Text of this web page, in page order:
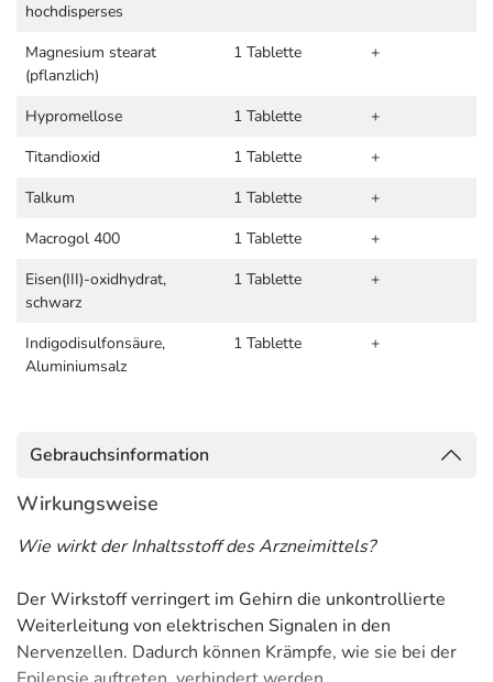
hochdisperses
Magnesium stearat
(pflanzlich)
1 Tablette +
Hypromellose 1 Tablette
+
Titandioxid
1 Tablette
+
Talkum
1 Tablette
+
Macrogol 400
1 Tablette
+
Eisen(III)-oxidhydrat,
schwarz
1 Tablette +
Indigodisulfonsäure,
Aluminiumsalz
1 Tablette +
Gebrauchsinformation
Wirkungsweise
Wie wirkt der Inhaltsstoff des Arzneimittels?
Der Wirkstoff verringert im Gehirn die unkontrollierte
Weiterleitung von elektrischen Signalen in den
Nervenzellen. Dadurch können Krämpfe, wie sie bei der